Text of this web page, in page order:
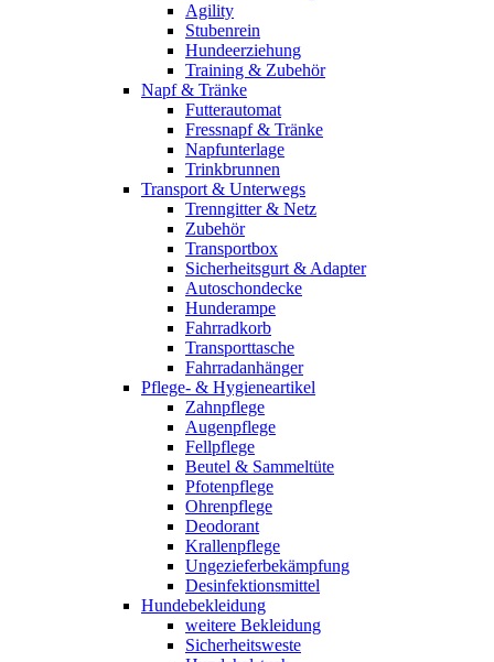
Agility
Stubenrein
Hundeerziehung
Training & Zubehör
Napf & Tränke
Futterautomat
Fressnapf & Tränke
Napfunterlage
Trinkbrunnen
Transport & Unterwegs
Trenngitter & Netz
Zubehör
Transportbox
Sicherheitsgurt & Adapter
Autoschondecke
Hunderampe
Fahrradkorb
Transporttasche
Fahrradanhänger
Pflege- & Hygieneartikel
Zahnpflege
Augenpflege
Fellpflege
Beutel & Sammeltüte
Pfotenpflege
Ohrenpflege
Deodorant
Krallenpflege
Ungezieferbekämpfung
Desinfektionsmittel
Hundebekleidung
weitere Bekleidung
Sicherheitsweste